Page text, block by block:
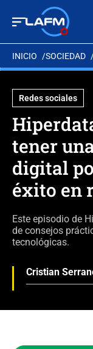
INICIO SOCIEDAD
Redes sociales
tener
digital
éxito en
Este episodio de
de consejos
tecnológicas.
Cristian